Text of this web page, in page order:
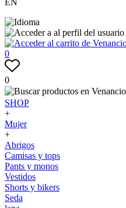
EN
0
0
SHOP
+
Mujer
+
Abrigos
Camisas y tops
Pants y monos
Vestidos
Shorts y bikers
Seda